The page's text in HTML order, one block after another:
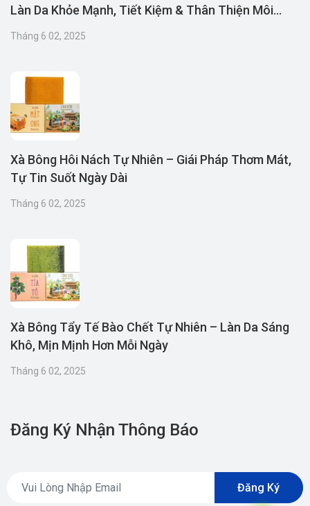
Làn Da Khỏe Mạnh, Tiết Kiệm & Thân Thiện Môi
Tháng 6 02, 2025
Xà Bông Hôi Nách Tự Nhiên – Giái Pháp Thơm Mát,
Tự Tin Suốt Ngày Dài
Tháng 6 02, 2025
Xà Bông Tẩy Tế Bào Chết Tự Nhiên – Làn Da Sáng
Khô, Mịn Mịnh Hơn Mỗi Ngày
Tháng 6 02, 2025
Đăng Ký Nhận Thông Báo
Đăng Ký